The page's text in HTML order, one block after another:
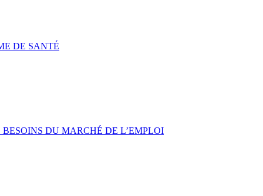
DE SANTÉ
DU MARCHÉ DE L’EMPLOI